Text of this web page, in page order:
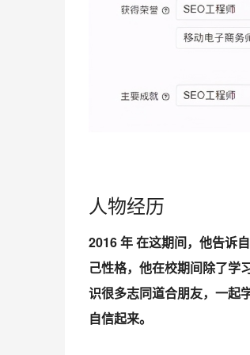
人物经历
2016 年 在这期间，他告诉
己性格，他在校期间除了学
识很多志同道合朋友，一起
自信起来。